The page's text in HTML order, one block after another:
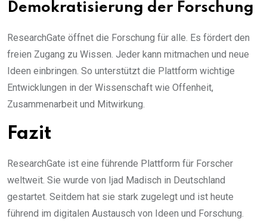
Demokratisierung der Forschung
ResearchGate öffnet die Forschung für alle. Es fördert den
freien Zugang zu Wissen. Jeder kann mitmachen und neue
Ideen einbringen. So unterstützt die Plattform wichtige
Entwicklungen in der Wissenschaft wie Offenheit,
Zusammenarbeit und Mitwirkung.
Fazit
ResearchGate ist eine führende Plattform für Forscher
weltweit. Sie wurde von Ijad Madisch in Deutschland
gestartet. Seitdem hat sie stark zugelegt und ist heute
führend im digitalen Austausch von Ideen und Forschung.